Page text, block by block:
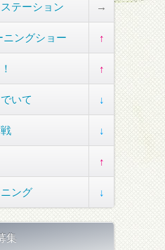
テーション →
ングショー ↑
↑
いて ↓
↓
↑
ング ↓
集